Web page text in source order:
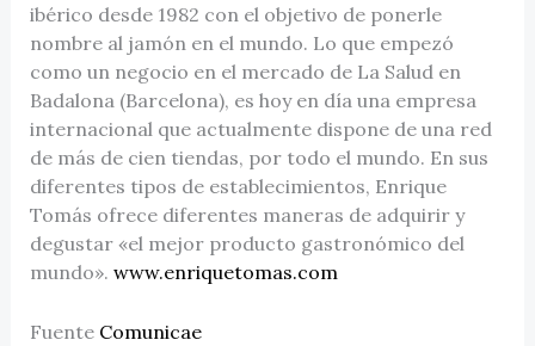
ibérico desde 1982 con el objetivo de ponerle
nombre al jamón en el mundo. Lo que empezó
como un negocio en el mercado de La Salud en
Badalona (Barcelona), es hoy en día una empresa
internacional que actualmente dispone de una red
de más de cien tiendas, por todo el mundo. En sus
diferentes tipos de establecimientos, Enrique
Tomás ofrece diferentes maneras de adquirir y
degustar «el mejor producto gastronómico del
mundo». www.enriquetomas.com
Fuente Comunicae